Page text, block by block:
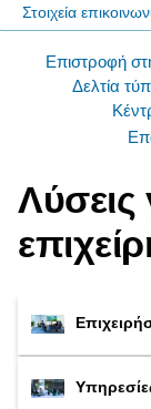
Στοιχεία
Επιστροφή
Δελτία
Λύσεις